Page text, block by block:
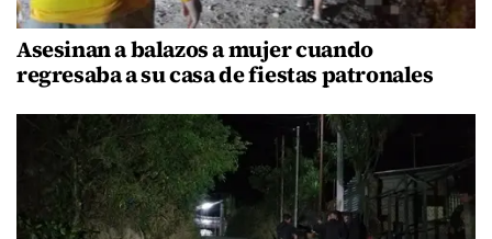
Asesinan a balazos a mujer cuando
regresaba a su casa de fiestas patronales